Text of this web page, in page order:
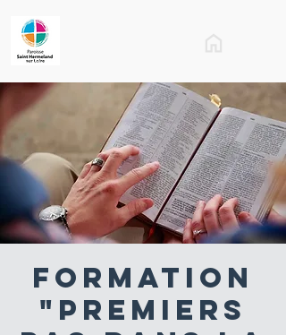
Formation
"Premiers